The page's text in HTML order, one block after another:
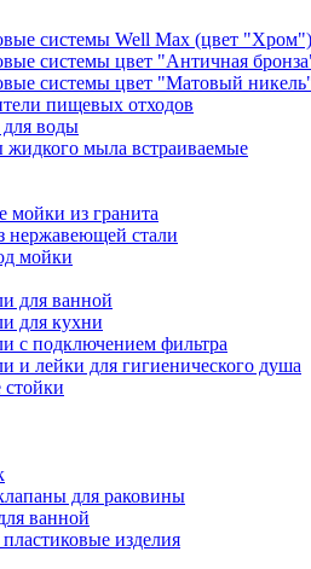
системы Well Max (цвет "Хром")
системы цвет "Античная
системы цвет "Матовый
пищевых отходов
воды
жидкого мыла встраиваемые
мойки из гранита
нержавеющей стали
мойки
для ванной
для кухни
с подключением фильтра
и лейки для гигиенического душа
для раковины
ванной
изделия